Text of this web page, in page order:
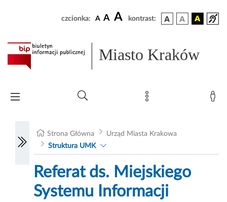
czcionka: A A A kontrast:
Miasto Kraków
Strona Główna
Urząd Miasta Krakowa
Struktura UMK
Referat ds. Miejskiego
Systemu Informacji